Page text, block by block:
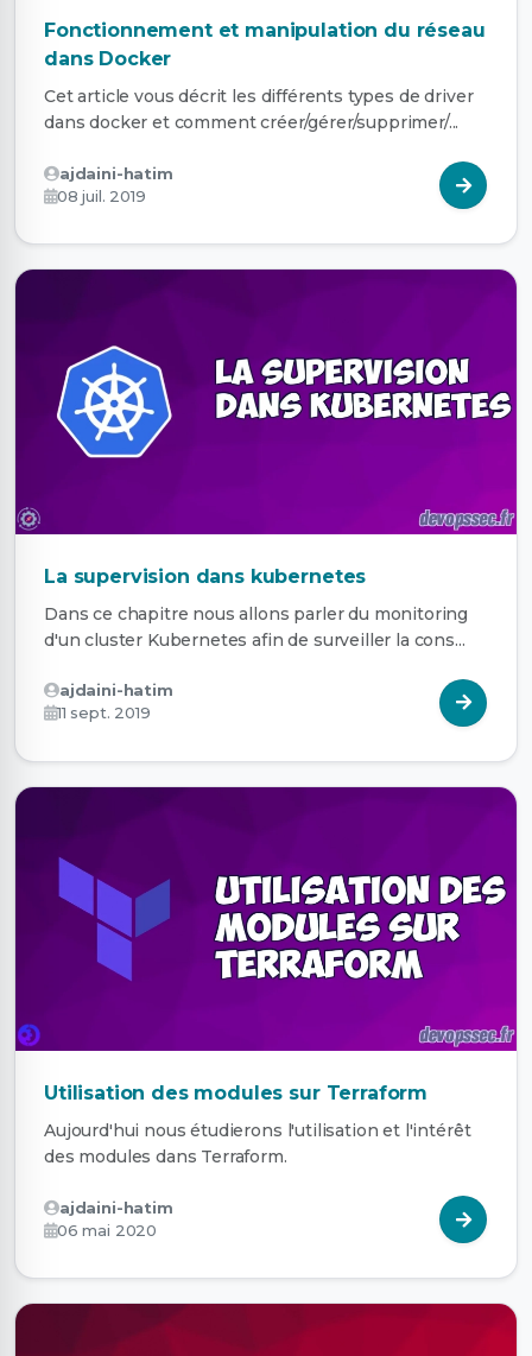
Fonctionnement et manipulation du réseau
dans Docker
Cet article vous décrit les différents types de driver
dans docker et comment créer/gérer/supprimer/...
ajdaini-hatim
08 juil. 2019
La supervision dans kubernetes
Dans ce chapitre nous allons parler du monitoring
d'un cluster Kubernetes afin de surveiller la cons...
ajdaini-hatim
11 sept. 2019
Utilisation des modules sur Terraform
Aujourd'hui nous étudierons l'utilisation et l'intérêt
des modules dans Terraform.
ajdaini-hatim
06 mai 2020